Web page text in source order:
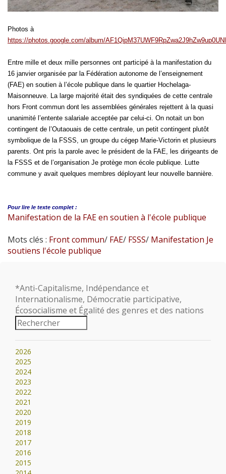
Photos à
https://photos.google.com/album/
Entre mille et deux mille personnes ont participé à la manifestation du
16 janvier organisée par la Fédération autonome de l’enseignement
(FAE) en soutien à l’école publique dans le quartier Hochelaga-
Maisonneuve. La large majorité était des syndiquées de cette centrale
hors Front commun dont les assemblées générales rejettent à la quasi
unanimité l’entente salariale acceptée par celui-ci. On notait un bon
contingent de l’Outaouais de cette centrale, un petit contingent plutôt
symbolique de la FSSS, un groupe du cégep Marie-Victorin et plusieurs
parents. Ont pris la parole avec le président de la FAE, les dirigeants de
la FSSS et de l’organisation Je protège mon école publique. Lutte
commune y avait quelques membres déployant leur nouvelle bannière.
Pour lire le texte complet :
Manifestation de la FAE en soutien à l'école publique
Mots clés : Front commun/ FAE/ FSSS/ Manifestation Je
soutiens l'école publique
*Anti-Capitalisme, Indépendance et
Internationalisme, Démocratie participative,
Écosocialisme et Égalité des genres et des nations
2026
2025
2024
2023
2022
2021
2020
2019
2018
2017
2016
2015